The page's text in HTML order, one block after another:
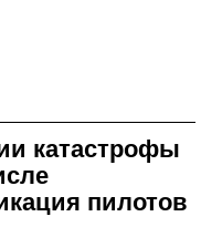
катастрофы
пилотов